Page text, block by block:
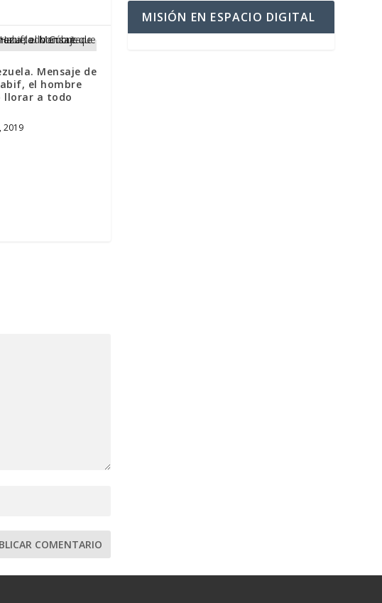
Mensaje de
el hombre
llorar a todo
2019
MISIÓN EN ESPACIO DIGITAL